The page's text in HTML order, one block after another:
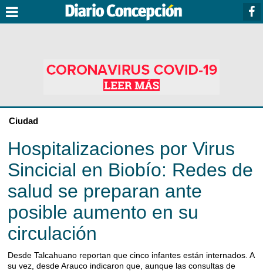
Ciudad
Hospitalizaciones por Virus
Sincicial en Biobío: Redes de
salud se preparan ante
posible aumento en su
circulación
Desde Talcahuano reportan que cinco infantes están internados. A
su vez, desde Arauco indicaron que, aunque las consultas de